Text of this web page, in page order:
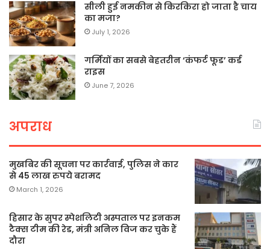
सीली हुई नमकीन से किरकिरा हो जाता है चाय
का मजा?
July 1, 2026
गर्मियों का सबसे बेहतरीन ‘कंफर्ट फूड’ कर्ड
राइस
June 7, 2026
अपराध
मुखबिर की सूचना पर कार्रवाई, पुलिस ने कार
से 45 लाख रुपये बरामद
March 1, 2026
हिसार के सुपर स्पेशलिटी अस्पताल पर इनकम
टैक्स टीम की रेड, मंत्री अनिल विज कर चुके हैं
दौरा